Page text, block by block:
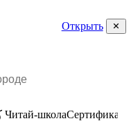
Открыть
Читай-школаСертификаты